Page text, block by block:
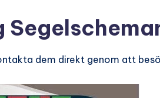
dem direkt genom att